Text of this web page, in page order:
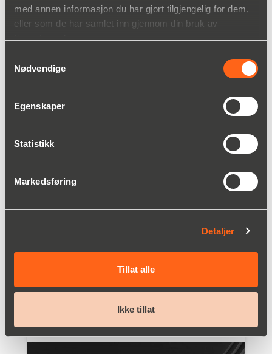
med annen informasjon du har gjort tilgjengelig for dem,
eller som de har samlet inn gjennom din bruk av
tjenestene deres.
Nødvendige
Egenskaper
Statistikk
Markedsføring
Detaljer
Tillat alle
Ikke tillat
Robalon® E
Les mer